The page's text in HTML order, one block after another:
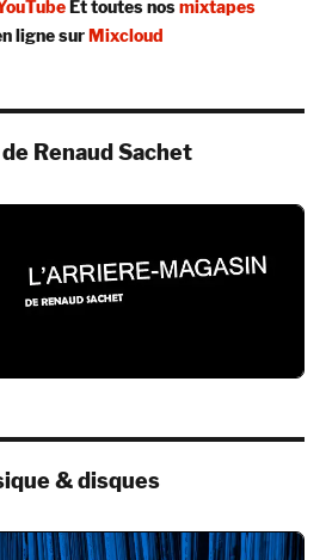
Et toutes nosmixtapes
ligne surMixcloud
Renaud Sachet
& disques